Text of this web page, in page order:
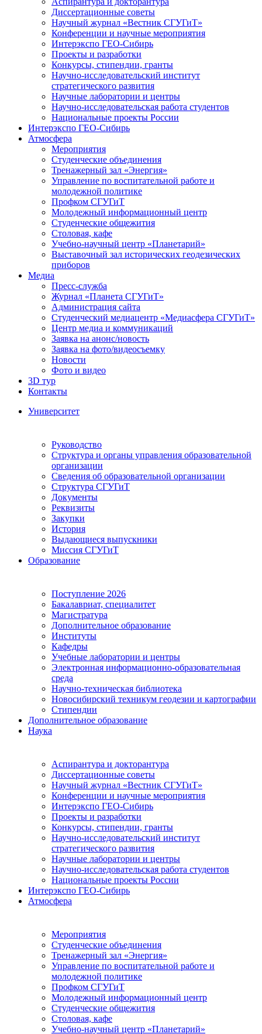
Диссертационные советы
Научный журнал «Вестник СГУГиТ»
Конференции и научные мероприятия
Интерэкспо ГЕО-Сибирь
Проекты и разработки
Конкурсы, стипендии, гранты
Научно-исследовательский институт
стратегического развития
Научные лаборатории и центры
Научно-исследовательская работа студентов
Национальные проекты России
Интерэкспо ГЕО-Сибирь
Атмосфера
Мероприятия
Студенческие объединения
Тренажерный зал «Энергия»
Управление по воспитательной работе и
молодежной политике
Профком СГУГиТ
Молодежный информационный центр
Студенческие общежития
Столовая, кафе
Учебно-научный центр «Планетарий»
Выставочный зал исторических геодезических
приборов
Медиа
Пресс-служба
Журнал «Планета СГУГиТ»
Администрация сайта
Студенческий медиацентр «Медиасфера СГУГиТ»
Центр медиа и коммуникаций
Заявка на анонс/новость
Заявка на фото/видеосъемку
Новости
Фото и видео
3D тур
Контакты
Университет
Руководство
Структура и органы управления образовательной
организации
Сведения об образовательной организации
Структура СГУГиТ
Документы
Реквизиты
Закупки
История
Выдающиеся выпускники
Миссия СГУГиТ
Образование
Поступление 2026
Бакалавриат, специалитет
Магистратура
Дополнительное образование
Институты
Кафедры
Учебные лаборатории и центры
Электронная информационно-образовательная
среда
Научно-техническая библиотека
Новосибирский техникум геодезии и картографии
Стипендии
Дополнительное образование
Наука
Аспирантура и докторантура
Диссертационные советы
Научный журнал «Вестник СГУГиТ»
Конференции и научные мероприятия
Интерэкспо ГЕО-Сибирь
Проекты и разработки
Конкурсы, стипендии, гранты
Научно-исследовательский институт
стратегического развития
Научные лаборатории и центры
Научно-исследовательская работа студентов
Национальные проекты России
Интерэкспо ГЕО-Сибирь
Атмосфера
Мероприятия
Студенческие объединения
Тренажерный зал «Энергия»
Управление по воспитательной работе и
молодежной политике
Профком СГУГиТ
Молодежный информационный центр
Студенческие общежития
Столовая, кафе
Учебно-научный центр «Планетарий»